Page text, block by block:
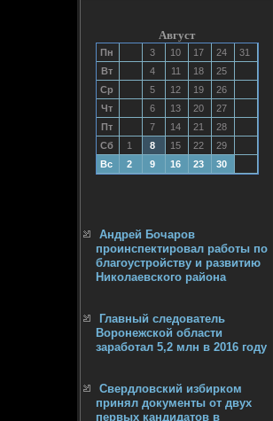
Август
Пн 3 10 17 24
31
Вт
4 11 18
25
Ср
5 12 19
26
Чт
6 13 20
27
Пт
7 14 21
28
Сб
1 8 15 22
29
Вс
2 9 16 23 30
Андрей Бочаров
проинспектировал работы по
благоустройству и развитию
Николаевского района
Главный следователь
Воронежской области
заработал 5,2 млн в 2016 году
Свердловский избирком
принял документы от двух
первых кандидатов в